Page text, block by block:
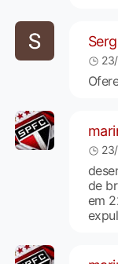
de
em